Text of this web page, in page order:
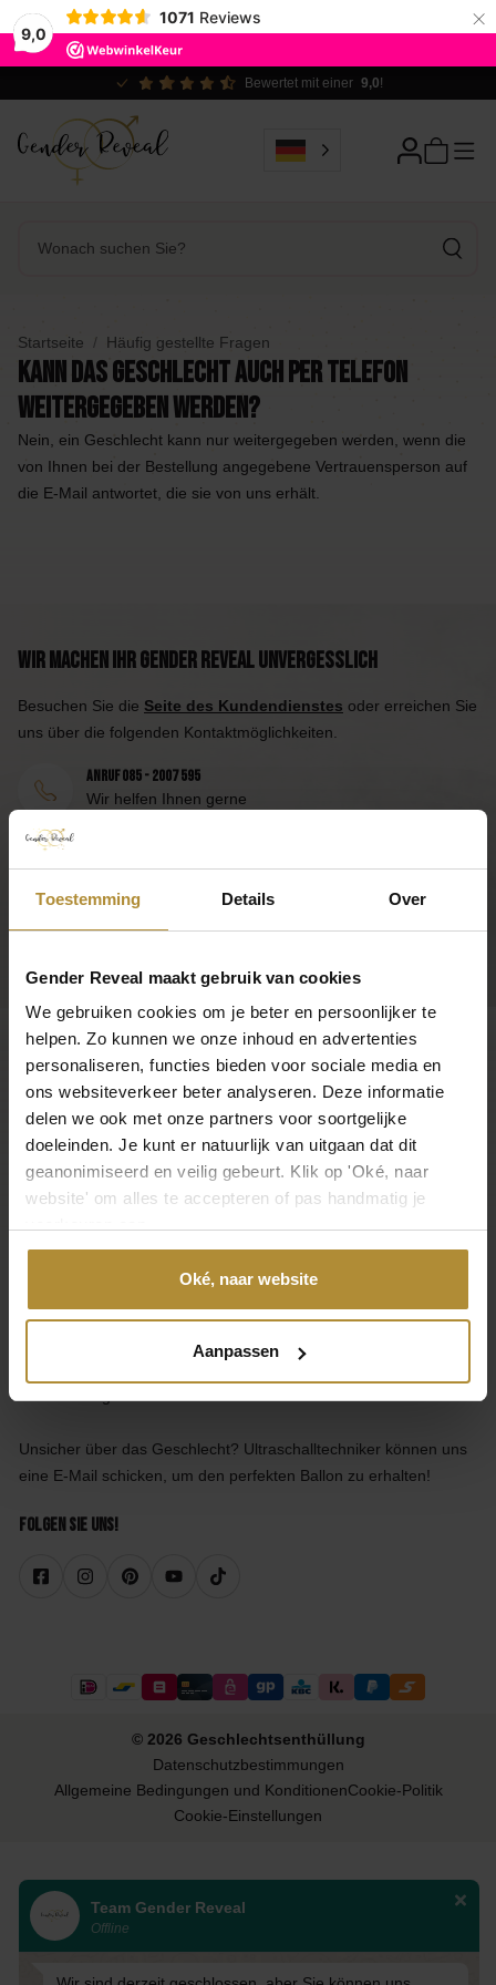
Toestemming Details Over
Gender Reveal maakt gebruik van cookies
We gebruiken cookies om je beter en persoonlijker te
helpen. Zo kunnen we onze inhoud en advertenties
personaliseren, functies bieden voor sociale media en
ons websiteverkeer beter analyseren. Deze informatie
delen we ook met onze partners voor soortgelijke
doeleinden. Je kunt er natuurlijk van uitgaan dat dit
geanonimiseerd en veilig gebeurt. Klik op 'Oké, naar
website' om alles te accepteren of pas handmatig je
Oké, naar website
Aanpassen
9,0
1071 Reviews ×
Bewertet mit einer 9,0!
Startseite Häufig gestellte Fragen
Kann das Geschlecht auch per Telefon
weitergegeben werden?
Nein, ein Geschlecht kann nur weitergegeben werden, wenn die
von Ihnen bei der Bestellung angegebene Vertrauensperson auf
die E-Mail antwortet, die sie von uns erhält.
Wir machen Ihr Gender Reveal unvergesslich
Besuchen Sie die Seite des Kundendienstes oder erreichen Sie
uns über die folgenden Kontaktmöglichkeiten.
Anruf 085 - 2007 595
Wir helfen Ihnen gerne
Praktisch, oder?
Kundenbetreuung
Kategorien
Über Gender Reveal
Über GenderReveal.de
Entwerfen Sie Ihren eigenen einzigartigen Gender Reveal Pop-
Inside- oder Pick & Mix-Ballon.
in den verfügbaren Textfarben hinzu.
Unsicher über das Geschlecht? Ultraschalltechniker können uns
eine E-Mail schicken, um den perfekten Ballon zu erhalten!
Folgen Sie uns!
© 2026 Geschlechtsenthüllung
Datenschutzbestimmungen
Allgemeine Bedingungen und KonditionenCookie-Politik
Cookie-Einstellungen
Team Gender Reveal
Offline